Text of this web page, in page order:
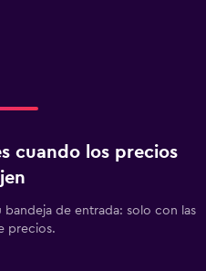
cuando los precios
de entrada: solo con las
precios.